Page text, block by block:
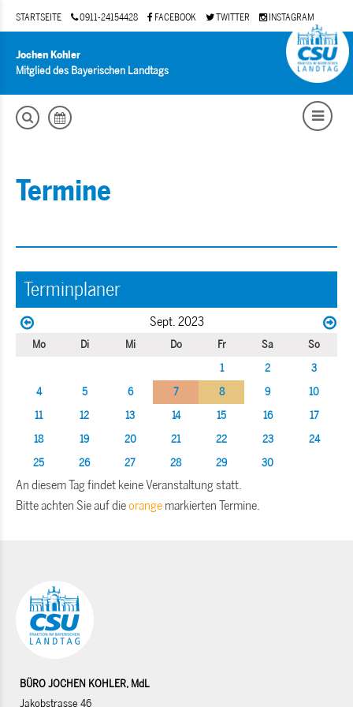
STARTSEITE 0911-24154428 FACEBOOK TWITTER INSTAGRAM
Jochen Kohler
Mitglied des Bayerischen Landtags
Termine
Terminplaner
Sept. 2023
Mo Di Mi Do Fr Sa
So
1
2
3
4
5 6 7 8 9
10
11
12 13 14 15 16
17
18
19 20 21 22 23
24
25
26 27 28 29 30
An diesem Tag findet keine Veranstaltung statt.
Bitte achten Sie auf dieorange markierten Termine.
BÜRO JOCHEN KOHLER, MdL
Jakobstrasse 46